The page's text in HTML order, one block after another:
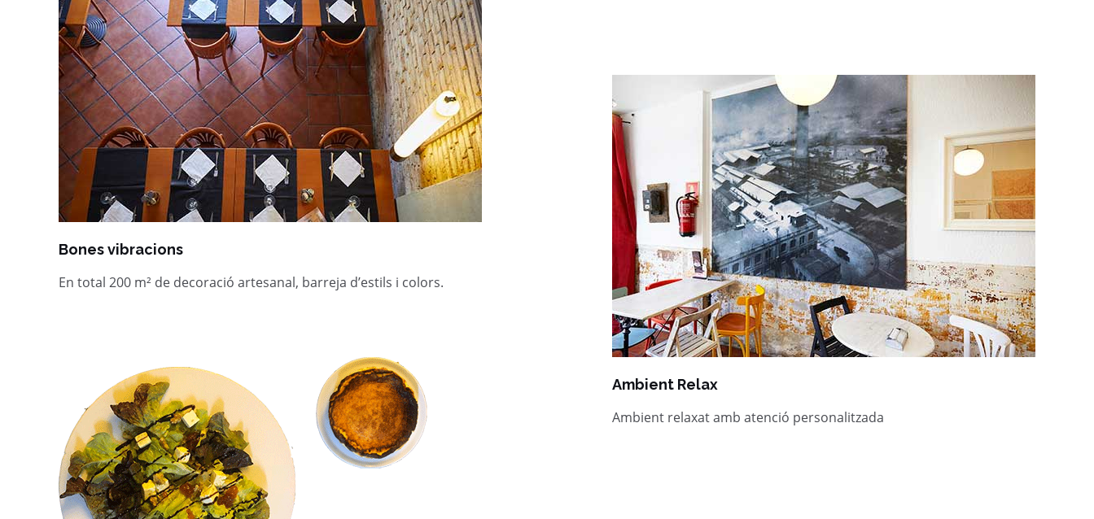
Bones vibracions
En total 200 m² de decoració artesanal, barreja d’estils i colors.
Ambient Relax
Ambient relaxat amb atenció personalitzada